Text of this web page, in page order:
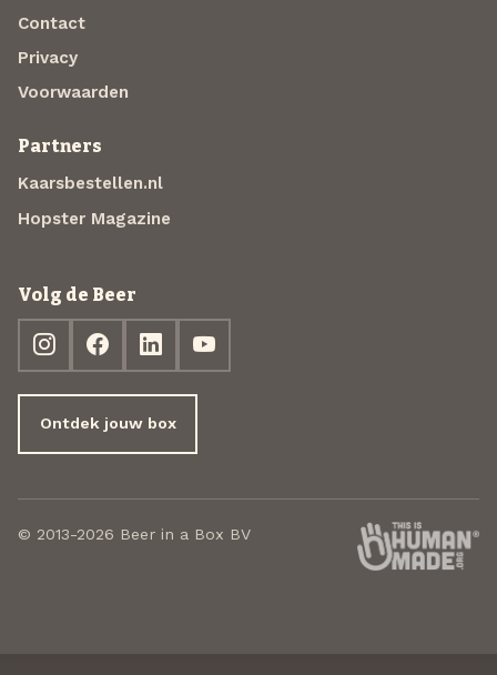
Contact
Privacy
Voorwaarden
Partners
Kaarsbestellen.nl
Hopster Magazine
Volg de Beer
Ontdek jouw box
© 2013-2026 Beer in a Box BV